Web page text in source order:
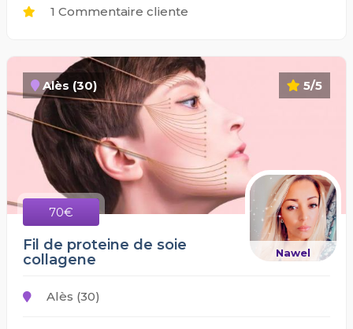
1 Commentaire cliente
5/5
Alès (30)
70€
Nawel
Fil de proteine de soie
collagene
Alès (30)